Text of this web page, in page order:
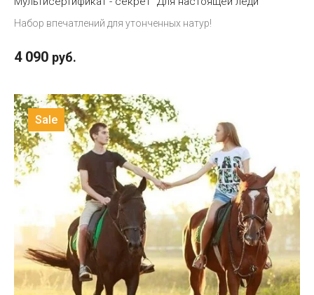
Набор впечатлений для утонченных натур!
4 090 руб.
Sale